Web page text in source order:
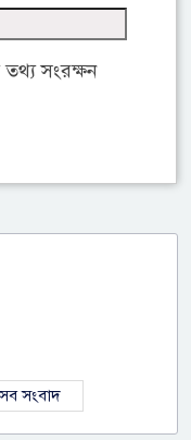
সংরক্ষন
সংবাদ